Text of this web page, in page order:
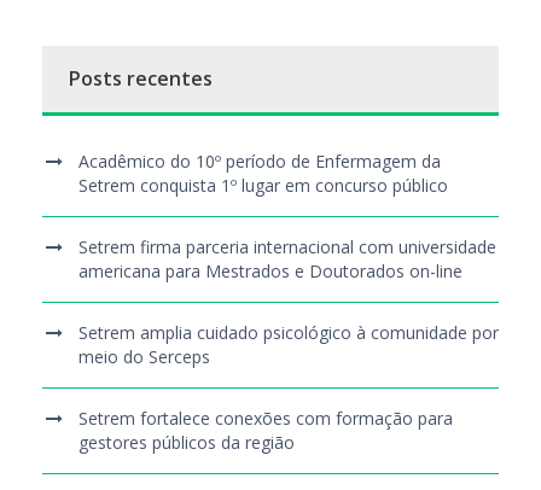
Posts recentes
Acadêmico do 10º período de Enfermagem da
Setrem conquista 1º lugar em concurso público
Setrem firma parceria internacional com universidade
americana para Mestrados e Doutorados on-line
Setrem amplia cuidado psicológico à comunidade por
meio do Serceps
Setrem fortalece conexões com formação para
gestores públicos da região